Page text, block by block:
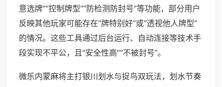
意选牌”“控制牌型”“防检测防封号”等功能，部分用户
反映其他玩家可能存在“牌特别好”或“透视他人牌型”
的情况。这些工具通过后台运行、自动连接等技术手
段实现不平公，且“安全性高”“不被封号”。
微乐内蒙麻将主打银川划水与捉鸟双玩法，划水节奏